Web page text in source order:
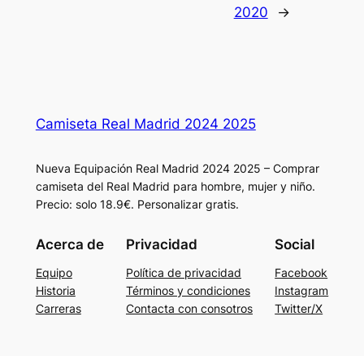
2020
→
Camiseta Real Madrid 2024 2025
Nueva Equipación Real Madrid 2024 2025 – Comprar
camiseta del Real Madrid para hombre, mujer y niño.
Precio: solo 18.9€. Personalizar gratis.
Acerca de
Equipo
Historia
Carreras
Privacidad
Política de privacidad
Términos y condiciones
Contacta con consotros
Social
Facebook
Instagram
Twitter/X